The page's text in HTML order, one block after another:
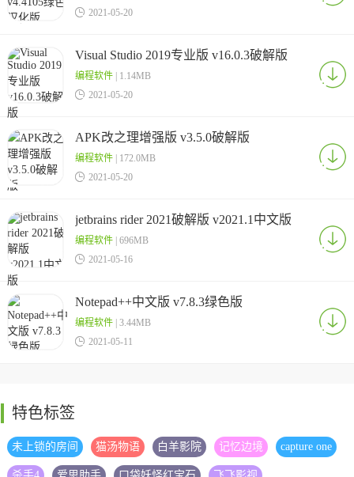
 2021-05-20
Visual Studio 2019专业版 v16.0.3破解版
编程软件| 1.14MB
 2021-05-20
APK改之理增强版 v3.5.0破解版
编程软件| 172.0MB
 2021-05-20
jetbrains rider 2021破解版 v2021.1中文版
编程软件| 696MB
 2021-05-16
Notepad++中文版 v7.8.3绿色版
编程软件| 3.44MB
 2021-05-11
特色标签
未上锁的房间 猫汤物语 白羊影院 记忆边境 capture one